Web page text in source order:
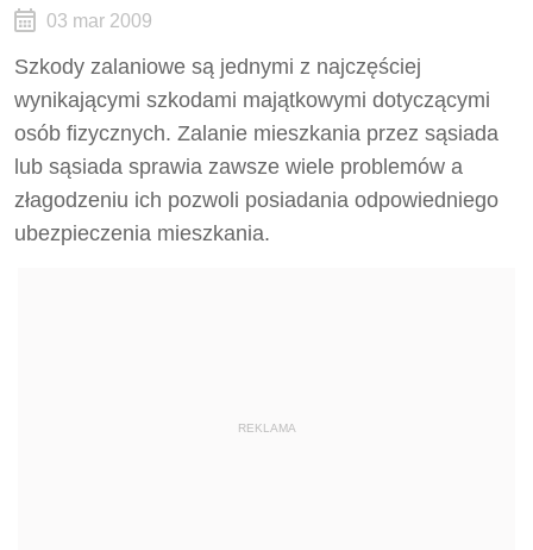
03 mar 2009
Szkody zalaniowe są jednymi z najczęściej
wynikającymi szkodami majątkowymi dotyczącymi
osób fizycznych. Zalanie mieszkania przez sąsiada
lub sąsiada sprawia zawsze wiele problemów a
złagodzeniu ich pozwoli posiadania odpowiedniego
ubezpieczenia mieszkania.
REKLAMA